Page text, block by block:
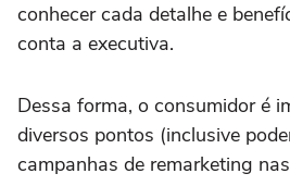
conhecer cada detalhe e
conta a executiva.
Dessa forma, o consumidor é
diversos pontos (inclusive
campanhas de remarketing